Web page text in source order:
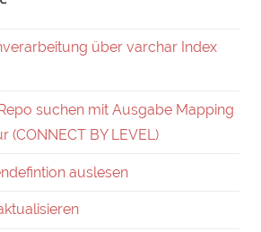
über varchar Index
suchen mit Ausgabe Mapping
(CONNECT BY LEVEL)
auslesen